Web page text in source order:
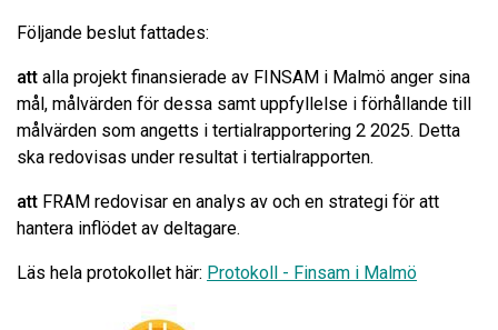
Följande beslut fattades:
att alla projekt finansierade av FINSAM i Malmö anger sina
mål, målvärden för dessa samt uppfyllelse i förhållande till
målvärden som angetts i tertialrapportering 2 2025. Detta
ska redovisas under resultat i tertialrapporten.
att FRAM redovisar en analys av och en strategi för att
hantera inflödet av deltagare.
Läs hela protokollet här: Protokoll - Finsam i Malmö